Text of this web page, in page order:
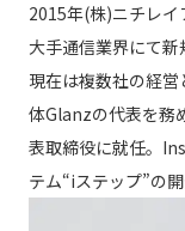
2015年(株)ニチレ
大手通信業界にて新
現在は複数社の経
体Glanzの代表を務
表取締役に就任。
テム“iステップ”の